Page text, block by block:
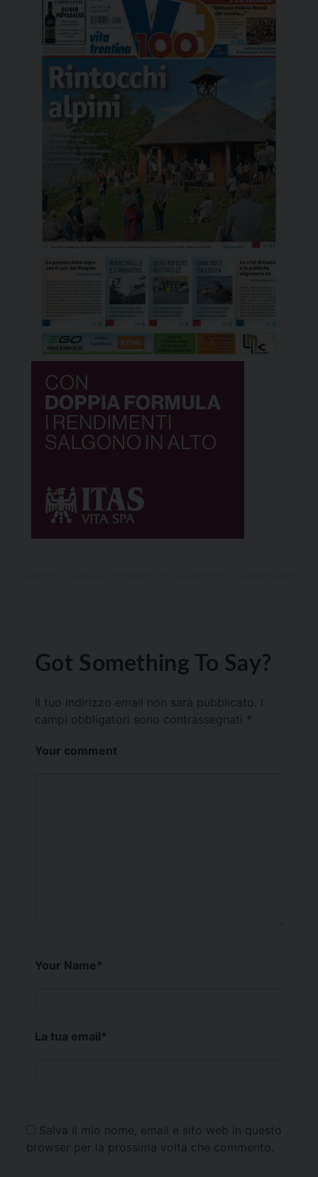
Got Something To Say?
Il tuo indirizzo email non sarà pubblicato.
campi obbligatori sono contrassegnati *
Your comment
Your Name*
La tua email*
Salva il mio nome, email e sito web in questo
browser per la prossima volta che commento.